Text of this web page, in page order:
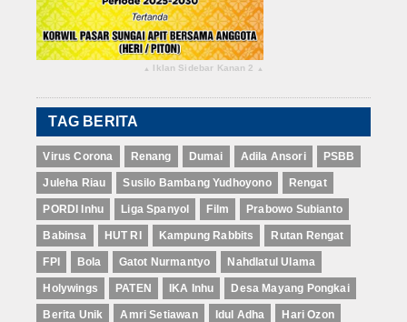
▴ Iklan Sidebar Kanan 2 ▴
TAG BERITA
Virus Corona Renang Dumai Adila Ansori PSBB
Juleha Riau Susilo Bambang Yudhoyono Rengat
PORDI Inhu Liga Spanyol Film Prabowo Subianto
Babinsa HUT RI Kampung Rabbits Rutan Rengat
FPI Bola Gatot Nurmantyo Nahdlatul Ulama
Holywings PATEN IKA Inhu Desa Mayang Pongkai
Berita Unik Amri Setiawan Idul Adha Hari Ozon